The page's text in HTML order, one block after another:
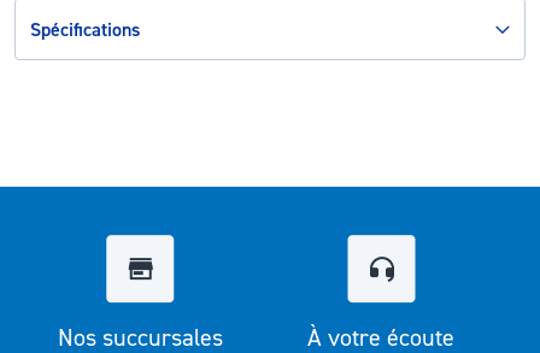
Spécifications
Nos succursales À votre écoute